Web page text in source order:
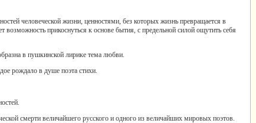
человеческой жизни, ценностями, без которых жизнь превращается в
прикоснуться к основе бытия, с предельной силой ощутить себя
в пушкинской лирике тема любви.
рождало в душе поэта стихи.
смерти величайшего русского и одного из величайших мировых поэтов.